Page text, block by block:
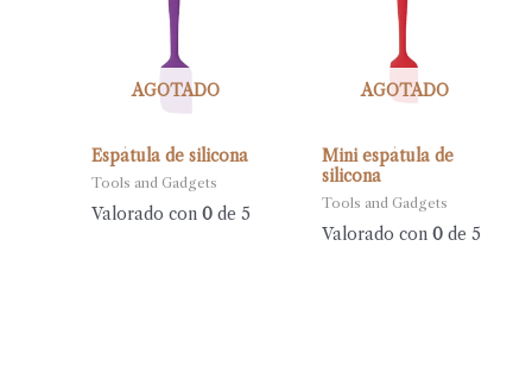
AGOTADO
Espátula de silicona
Tools and Gadgets
Valorado con0 de 5
AGOTADO
Mini espátula de
silicona
Tools and Gadgets
Valorado con 0de 5